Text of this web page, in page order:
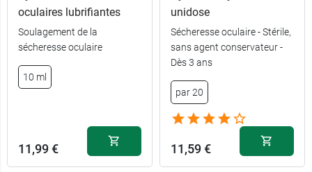
oculaires lubrifiantes
Soulagement de la
sécheresse oculaire
10 ml
11,99 €
unidose
Sécheresse oculaire - Stérile,
sans agent conservateur -
Dès 3 ans
par 20
11,59 €